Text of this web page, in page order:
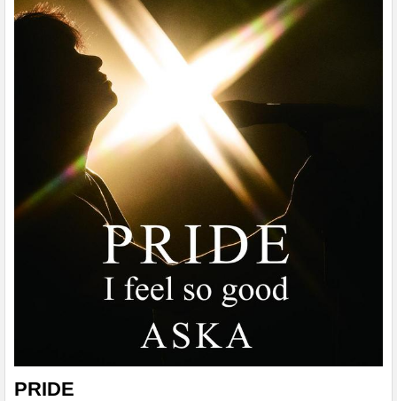
る。そして、今ここにある自分の楽曲の全てをアルバム作品
としてリリースしていく」。まさに今の”ASKAのありった
け”が凝縮されたASKA渾身の最新アルバムだ。 TV音楽番組
（9月11日放送）...
PRIDE